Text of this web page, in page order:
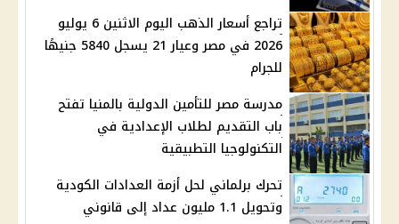
تراجع أسعار الذهب اليوم الاثنين 6 يوليو
2026 في مصر وعيار 21 يسجل 5840 جنيهًا
للجرام
مدرسة مصر للتأمين الدولية بالمنيا تفتح
باب التقديم لطلاب الإعدادية في
التكنولوجيا التطبيقية
تحرك برلماني لحل أزمة العدادات الكودية
وتحويل 1.1 مليون عداد إلى قانوني